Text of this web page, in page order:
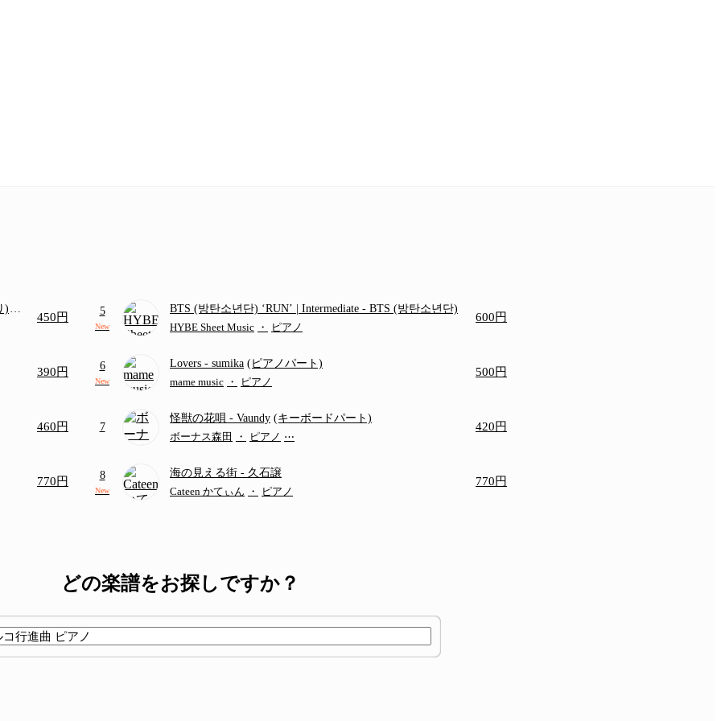
)
450円
390円
460円
770円
5
New
BTS (방탄소년단) ‘RUN’ | Intermediate - BTS (방탄소년단)
HYBE Sheet Music ・ ピアノ
600円
6
New
Lovers - sumika (ピアノパート)
mame music ・ ピアノ
500円
7
怪獣の花唄 - Vaundy (キーボードパート)
ボーナス森田
・ ピアノ ⋯
420円
8
New
海の見える街 - 久石譲
Cateen かてぃん
・ ピアノ
770円
どの楽譜をお探しですか？